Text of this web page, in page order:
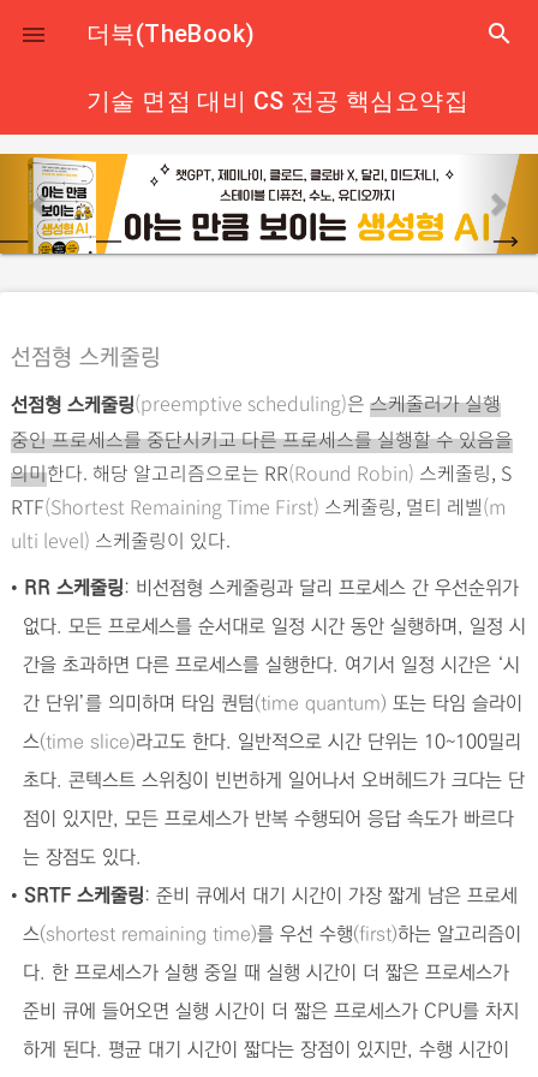
close
 더북(TheBook) search
기술 면접 대비 CS 전공 핵심요약집
p
r
e
u
s
e
x
선점형 스케줄링
선점형 스케줄링(preemptive scheduling)은 스케줄러가 실행
중인 프로세스를 중단시키고 다른 프로세스를 실행할 수 있음을
의미한다. 해당 알고리즘으로는 RR(Round Robin) 스케줄링, S
RTF(Shortest Remaining Time First) 스케줄링, 멀티 레벨(m
ulti level) 스케줄링이 있다.
• RR 스케줄링: 비선점형 스케줄링과 달리 프로세스 간 우선순위가
없다. 모든 프로세스를 순서대로 일정 시간 동안 실행하며, 일정 시
간을 초과하면 다른 프로세스를 실행한다. 여기서 일정 시간은 ‘시
간 단위’를 의미하며 타임 퀀텀(time quantum) 또는 타임 슬라이
스(time slice)라고도 한다. 일반적으로 시간 단위는 10~100밀리
초다. 콘텍스트 스위칭이 빈번하게 일어나서 오버헤드가 크다는 단
점이 있지만, 모든 프로세스가 반복 수행되어 응답 속도가 빠르다
는 장점도 있다.
• SRTF 스케줄링: 준비 큐에서 대기 시간이 가장 짧게 남은 프로세
스(shortest remaining time)를 우선 수행(first)하는 알고리즘이
다. 한 프로세스가 실행 중일 때 실행 시간이 더 짧은 프로세스가
준비 큐에 들어오면 실행 시간이 더 짧은 프로세스가 CPU를 차지
하게 된다. 평균 대기 시간이 짧다는 장점이 있지만, 수행 시간이